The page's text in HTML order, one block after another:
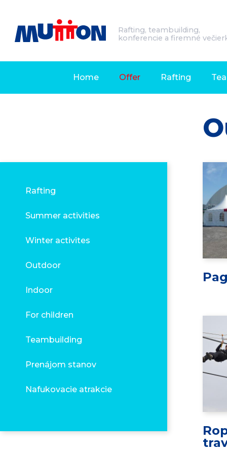
Rafting, teambuilding,
konferencie a firemné
Home Offer Rafting
Rafting
Summer activities
Winter activites
Outdoor
Indoor
For children
Teambuilding
Prenájom stanov
Nafukovacie atrakcie